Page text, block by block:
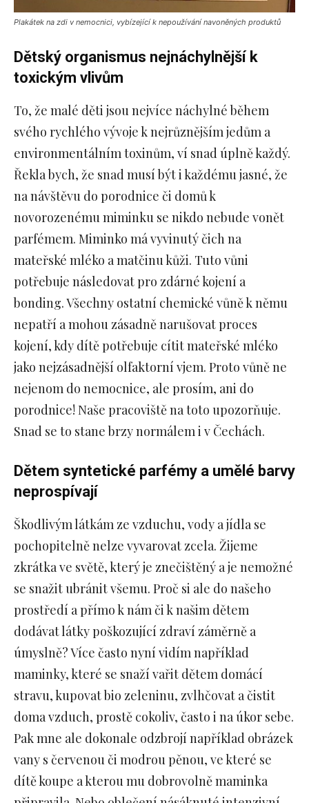
Plakátek na zdi v nemocnici, vybízející k nepoužívání navoněných produktů
Dětský organismus nejnáchylnější k
toxickým vlivům
To, že malé děti jsou nejvíce náchylné během
svého rychlého vývoje k nejrůznějším jedům a
environmentálním toxinům, ví snad úplně každý.
Řekla bych, že snad musí být i každému jasné, že
na návštěvu do porodnice či domů k
novorozenému miminku se nikdo nebude vonět
parfémem. Miminko má vyvinutý čich na
mateřské mléko a matčinu kůži. Tuto vůni
potřebuje následovat pro zdárné kojení a
bonding. Všechny ostatní chemické vůně k němu
nepatří a mohou zásadně narušovat proces
kojení, kdy dítě potřebuje cítit mateřské mléko
jako nejzásadnější olfaktorní vjem. Proto vůně ne
nejenom do nemocnice, ale prosím, ani do
porodnice! Naše pracoviště na toto upozorňuje.
Snad se to stane brzy normálem i v Čechách.
Dětem syntetické parfémy a umělé barvy
neprospívají
Škodlivým látkám ze vzduchu, vody a jídla se
pochopitelně nelze vyvarovat zcela. Žijeme
zkrátka ve světě, který je znečištěný a je nemožné
se snažit ubránit všemu. Proč si ale do našeho
prostředí a přímo k nám či k našim dětem
dodávat látky poškozující zdraví záměrně a
úmyslně? Více často nyní vidím například
maminky, které se snaží vařit dětem domácí
stravu, kupovat bio zeleninu, zvlhčovat a čistit
doma vzduch, prostě cokoliv, často i na úkor sebe.
Pak mne ale dokonale odzbrojí například obrázek
vany s červenou či modrou pěnou, ve které se
dítě koupe a kterou mu dobrovolně maminka